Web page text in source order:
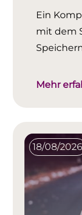
Ein
mit dem
Mehr
18/08/2026